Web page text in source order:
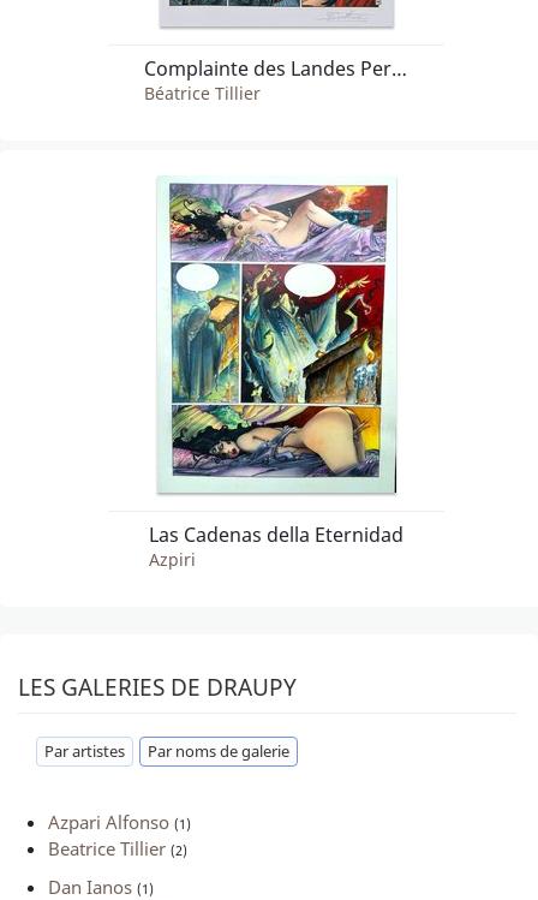
Complainte des Landes Perdues-Les sorcieres-Tome 3
Béatrice Tillier
Las Cadenas della Eternidad
Azpiri
LES GALERIES DE DRAUPY
Par artistes Par noms de galerie
Azpari Alfonso (1)
Beatrice Tillier (2)
Dan Ianos (1)